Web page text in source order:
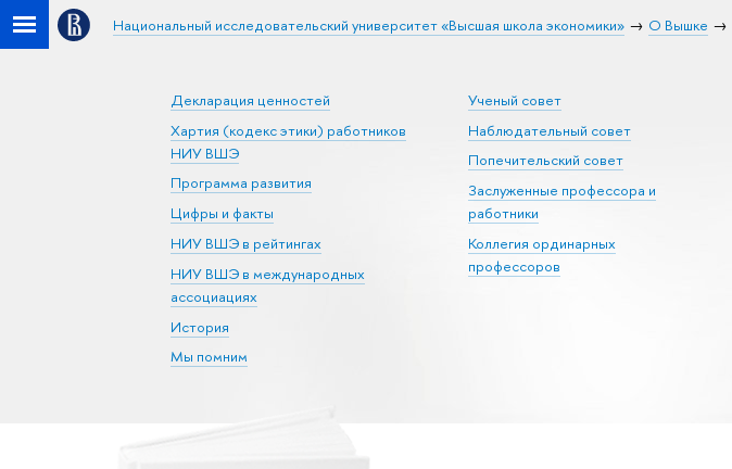
Национальный исследовательский университет «Высшая школа экономики» О Вышке
Декларация ценностей
Хартия (кодекс этики) работников
НИУ ВШЭ
Программа развития
Цифры и факты
НИУ ВШЭ в рейтингах
НИУ ВШЭ в международных
ассоциациях
История
Мы помним
Ученый совет
Наблюдательный совет
Попечительский совет
Заслуженные профессора и
работники
Коллегия ординарных
профессоров